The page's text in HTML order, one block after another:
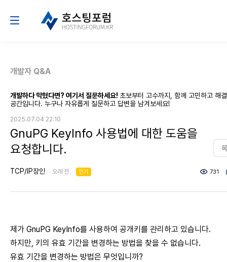
개발자 Q&A
개발하다 막혔다면? 여기서 질문하세요! 초보부터 고수까지, 함께 고민하고 해
공간입니다. 누구나 자유롭게 질문하고 답변을 남겨보세요!
2025.07.04 22:10
GnuPG KeyInfo 사용법에 대한 도움을
요청합니다.
TCP/IP장인 오래 전 인기 731
제가 GnuPG KeyInfo를 사용하여 공개키를 관리하고 있습니다.
하지만, 키의 유효 기간을 변경하는 방법을 찾을 수 없습니다.
유효 기간을 변경하는 방법은 무엇입니까?